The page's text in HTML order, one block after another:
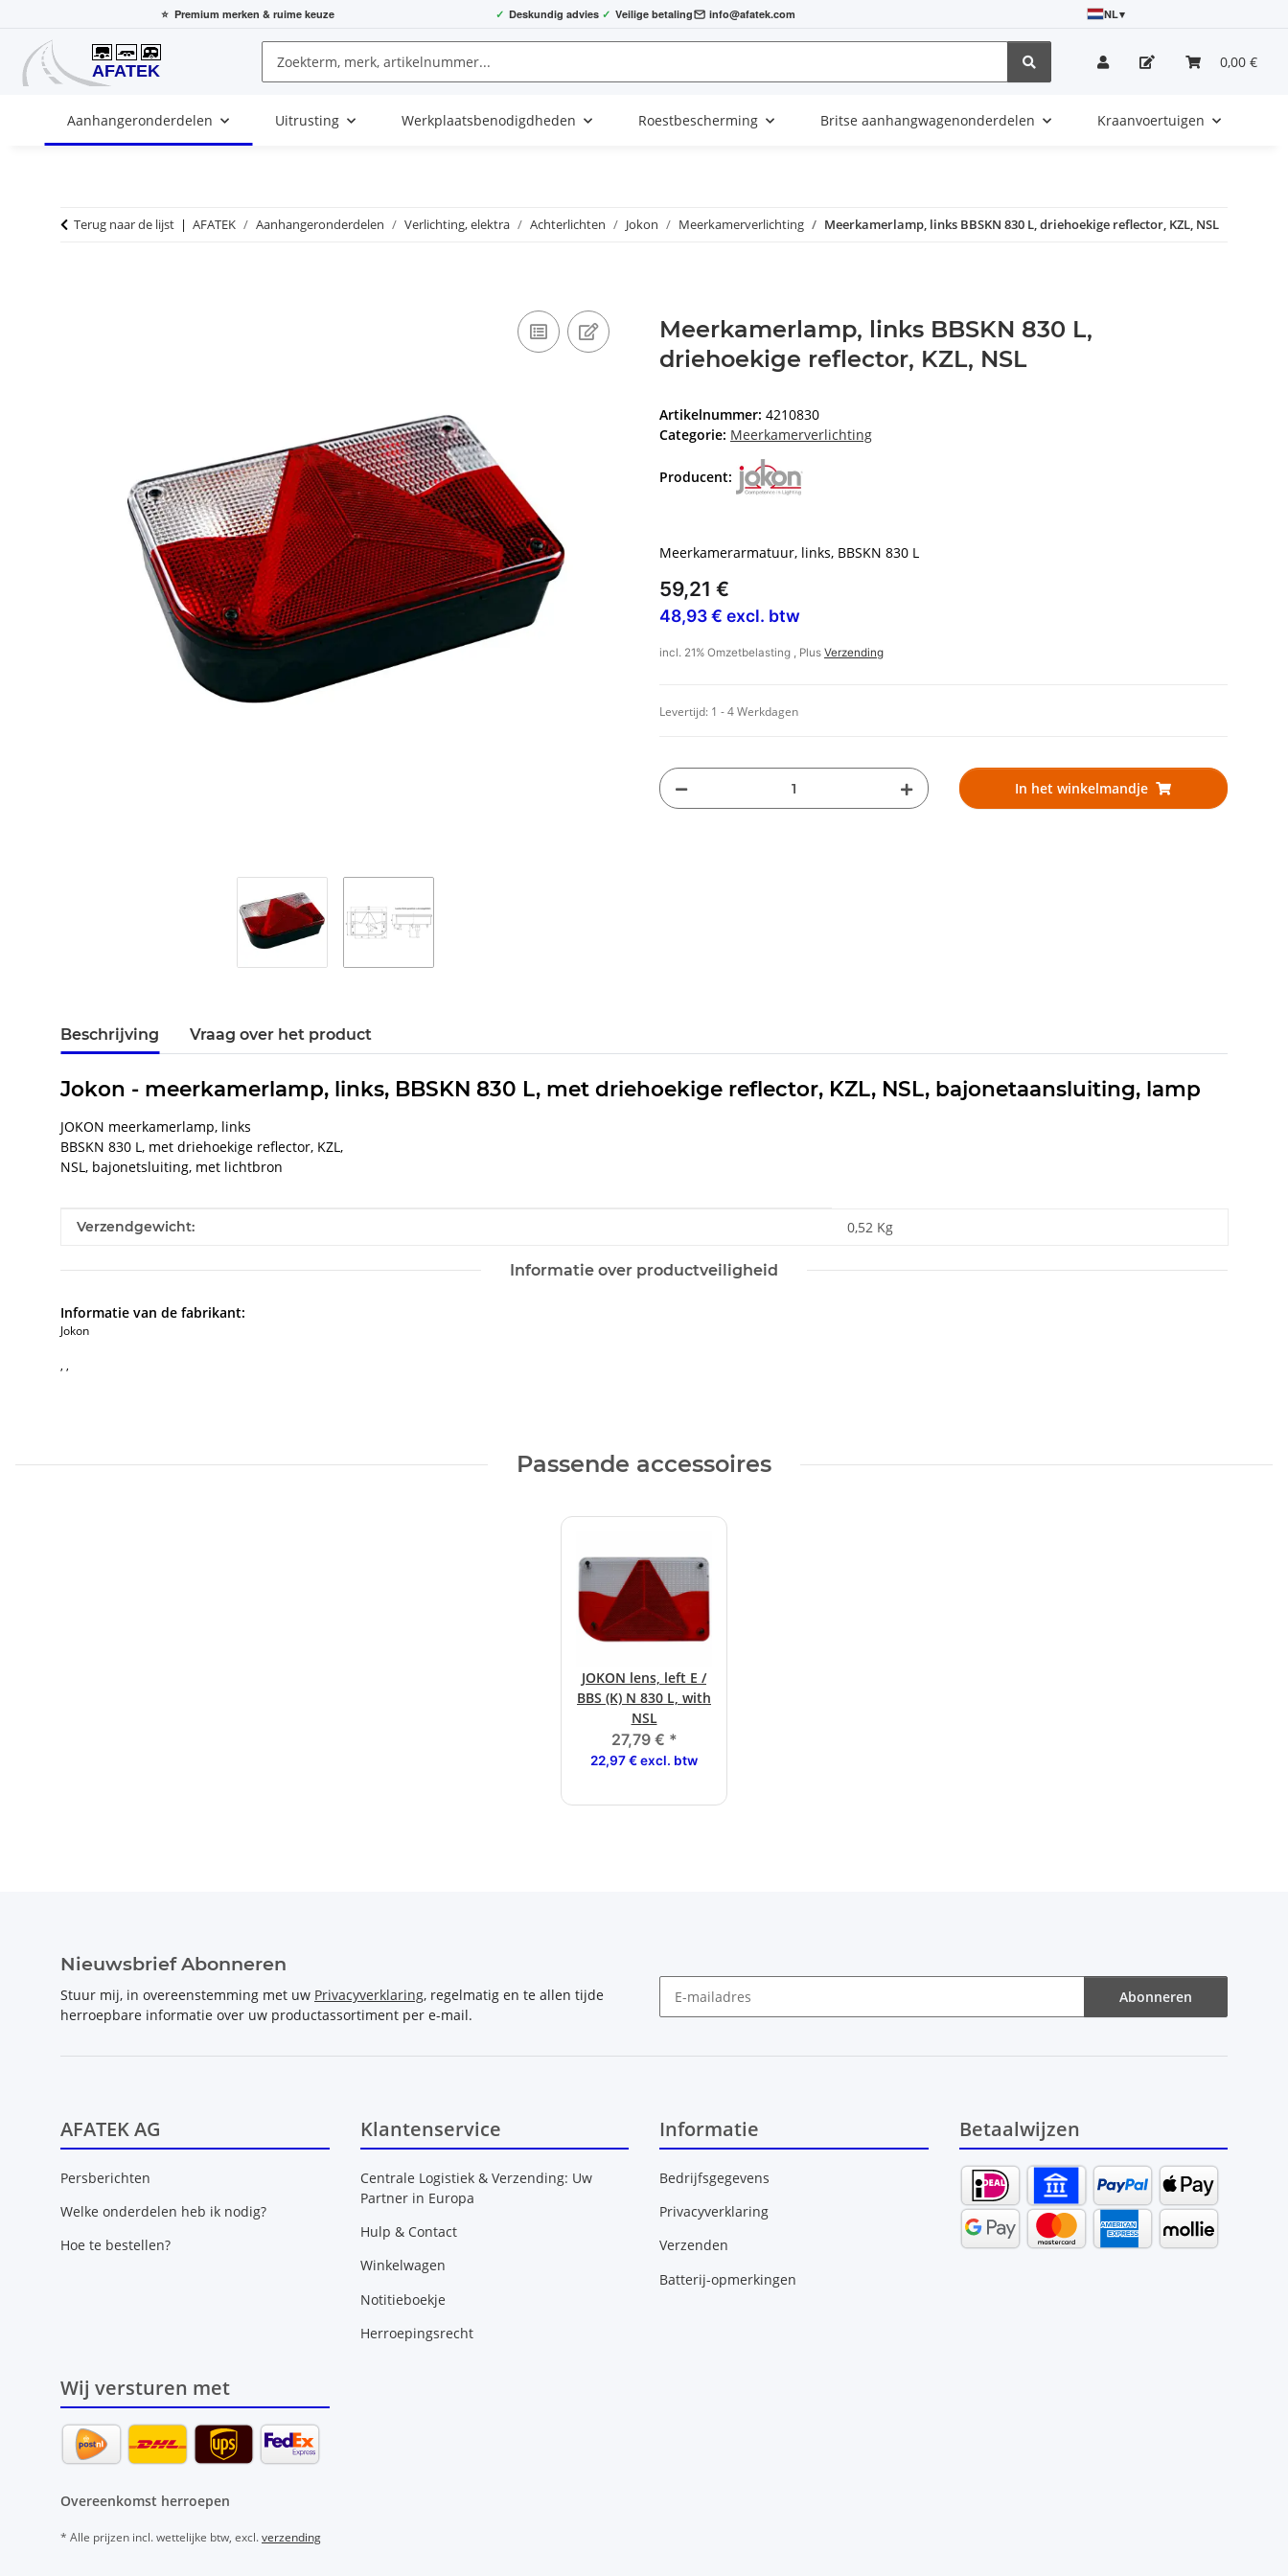
⭐ Premium merken & ruime keuze ✓ Deskundig advies ✓ Veilige betaling info@afatek.com NL▾
0,00 €
Aanhangeronderdelen Uitrusting Werkplaatsbenodigdheden Roestbescherming Britse aanhangwagenonderdelen Kraanvoertuigen
Terug naar de lijst AFATEK Aanhangeronderdelen Verlichting, elektra Achterlichten Jokon Meerkamerverlichting Meerkamerlamp, links BBSKN 830 L, driehoekige reflector, KZL, NSL
Meerkamerlamp, links BBSKN 830 L,
driehoekige reflector, KZL, NSL
Artikelnummer: 4210830
Categorie: Meerkamerverlichting
Producent:
Meerkamerarmatuur, links, BBSKN 830 L
59,21 €
48,93 € excl. btw
incl. 21% Omzetbelasting , Plus Verzending
Levertijd: 1 - 4 Werkdagen
In het winkelmandje
Beschrijving Vraag over het product
Jokon - meerkamerlamp, links, BBSKN 830 L, met driehoekige reflector, KZL, NSL, bajonetaansluiting, lamp
JOKON meerkamerlamp, links
BBSKN 830 L, met driehoekige reflector, KZL,
NSL, bajonetsluiting, met lichtbron
#productDetails.itemInformation#
#productDetails.itemValue#
Verzendgewicht: 0,52 Kg
Informatie over productveiligheid
Informatie van de fabrikant:
Jokon
, ,
Passende accessoires
JOKON lens, left E /
BBS (K) N 830 L, with
NSL
27,79 € *
22,97 € excl. btw
Nieuwsbrief Abonneren
Stuur mij, in overeenstemming met uw Privacyverklaring, regelmatig en te allen tijde
herroepbare informatie over uw productassortiment per e-mail.
Abonneren
AFATEK AG
Persberichten
Welke onderdelen heb ik nodig?
Hoe te bestellen?
Klantenservice
Centrale Logistiek & Verzending: Uw
Partner in Europa
Hulp & Contact
Winkelwagen
Notitieboekje
Herroepingsrecht
Informatie
Bedrijfsgegevens
Privacyverklaring
Verzenden
Batterij-opmerkingen
Betaalwijzen
Wij versturen met
Overeenkomst herroepen
* Alle prijzen incl. wettelijke btw, excl.verzending